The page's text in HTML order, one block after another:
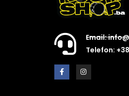
Email:
Telefon: